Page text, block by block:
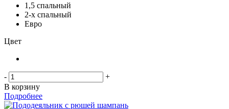
1,5 спальный
2-х спальный
Евро
Цвет
-
+
В корзину
Подробнее